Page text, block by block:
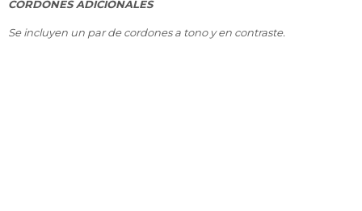
CORDONES ADICIONALES
Se incluyen un par de cordones a tono y en contraste.